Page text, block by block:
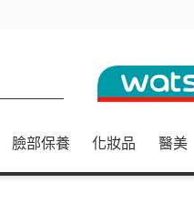
臉部保養 化妝品 醫美